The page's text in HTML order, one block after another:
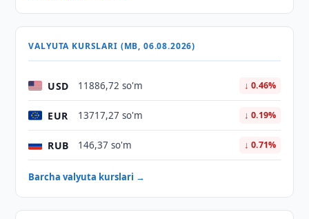
VALYUTA KURSLARI (MB, 06.08.2026)
USD 11886,72 so'm ↓ 0.46%
EUR 13717,27 so'm ↓ 0.19%
RUB 146,37 so'm ↓ 0.71%
Barcha valyuta kurslari →